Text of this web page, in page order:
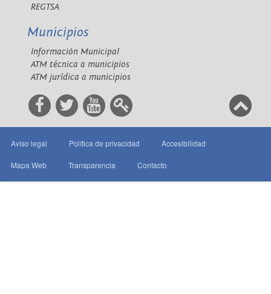
REGTSA
Municipios
Información Municipal
ATM técnica a municipios
ATM jurídica a municipios
Aviso legal Política de privacidad Accesibilidad
Mapa Web Transparencia Contacto